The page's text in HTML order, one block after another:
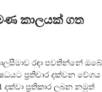
කාලයක් ගත
රඳා පවතින්නේ ඔබේ
ප්‍රතිචාර දක්වන වේගය
ප්‍රතිකාර ලබන නමුත්